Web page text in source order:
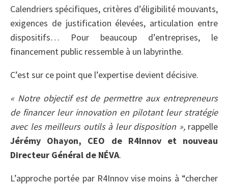
Calendriers spécifiques, critères d’éligibilité mouvants,
exigences de justification élevées, articulation entre
dispositifs… Pour beaucoup d’entreprises, le
financement public ressemble à un labyrinthe.
C’est sur ce point que l’expertise devient décisive.
« Notre objectif est de permettre aux entrepreneurs
de financer leur innovation en pilotant leur stratégie
avec les meilleurs outils à leur disposition »,rappelle
Jérémy Ohayon, CEO de R4Innov et nouveau
Directeur Général de NÉVA.
L’approche portée par R4Innov vise moins à “chercher